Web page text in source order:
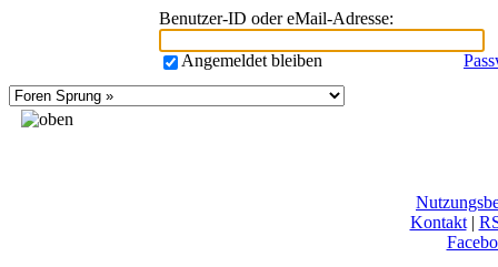
Benutzer-ID oder eMail-Adresse:
Angemeldet bleiben
Kontakt|